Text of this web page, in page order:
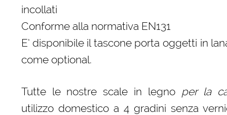
incollati
Conforme alla normativa EN131
E’ disponibile il tascone porta oggetti in
come optional.
Tutte le nostre scale in legno per la
utilizzo domestico a 4 gradini senza